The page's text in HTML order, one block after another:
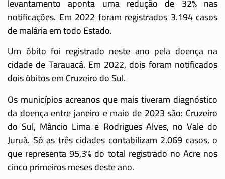
notificações. Em 2022 foram registrados 3.194 casos
de malária em todo Estado.
Um óbito foi registrado neste ano pela doença na
cidade de Tarauacá. Em 2022, dois foram notificados
dois óbitos em Cruzeiro do Sul.
Os municípios acreanos que mais tiveram diagnóstico
da doença entre janeiro e maio de 2023 são: Cruzeiro
do Sul, Mâncio Lima e Rodrigues Alves, no Vale do
Juruá. Só as três cidades contabilizam 2.069 casos, o
que representa 95,3% do total registrado no Acre nos
cinco primeiros meses deste ano.